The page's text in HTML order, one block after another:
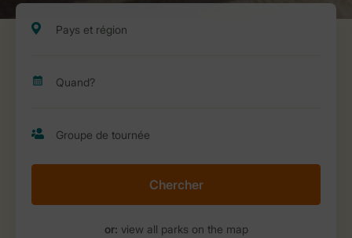
Chercher
or: view all parks on the map